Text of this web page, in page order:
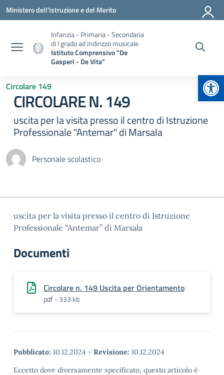
Vai ai contenuti
Vai al menu di navigazione
Vai al footer
Ministero dell'Istruzione e del Merito
Infanzia - Primaria - Secondaria
di I grado ad indirizzo musicale
Istituto Comprensivo "De
Gasperi - De Vita"
Circolare 149
CIRCOLARE N. 149
uscita per la visita presso il centro di Istruzione
Professionale "Antemar" di Marsala
Personale scolastico
uscita per la visita presso il centro di Istruzione
Professionale “Antemar” di Marsala
Documenti
Circolare n. 149 Uscita per Orientamento
pdf - 333 kb
Pubblicato: 10.12.2024 - Revisione: 10.12.2024
Eccetto dove diversamente specificato, questo articolo è